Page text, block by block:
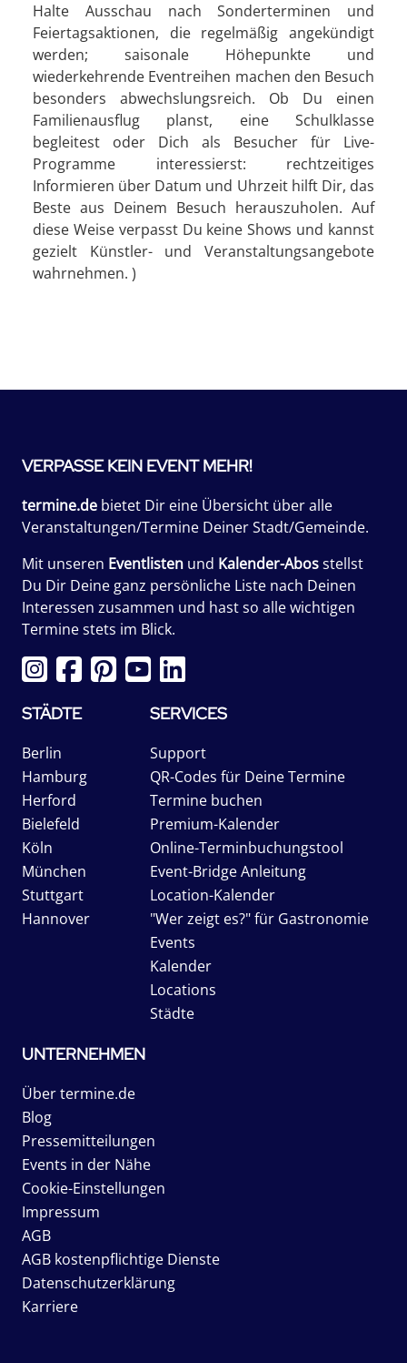
Halte Ausschau nach Sonderterminen und
Feiertagsaktionen, die regelmäßig angekündigt
werden; saisonale Höhepunkte und
wiederkehrende Eventreihen machen den Besuch
besonders abwechslungsreich. Ob Du einen
Familienausflug planst, eine Schulklasse
begleitest oder Dich als Besucher für Live-
Programme interessierst: rechtzeitiges
Informieren über Datum und Uhrzeit hilft Dir, das
Beste aus Deinem Besuch herauszuholen. Auf
diese Weise verpasst Du keine Shows und kannst
gezielt Künstler- und Veranstaltungsangebote
wahrnehmen. )
VERPASSE KEIN EVENT MEHR!
termine.de bietet Dir eine Übersicht über alle
Veranstaltungen/Termine Deiner Stadt/Gemeinde.
Mit unseren Eventlisten und Kalender-Abosstellst
Du Dir Deine ganz persönliche Liste nach Deinen
Interessen zusammen und hast so alle wichtigen
Termine stets im Blick.
STÄDTE
Berlin
Hamburg
Herford
Bielefeld
Köln
München
Stuttgart
Hannover
SERVICES
Support
QR-Codes für Deine Termine
Termine buchen
Premium-Kalender
Online-Terminbuchungstool
Event-Bridge Anleitung
Location-Kalender
"Wer zeigt es?" für Gastronomie
Events
Kalender
Locations
Städte
UNTERNEHMEN
Über termine.de
Blog
Pressemitteilungen
Events in der Nähe
Cookie-Einstellungen
Impressum
AGB
AGB kostenpflichtige Dienste
Datenschutzerklärung
Karriere